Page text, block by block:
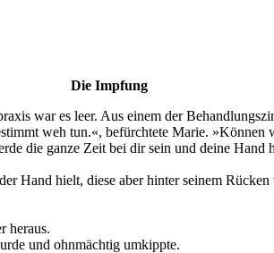
Die Impfung
war es leer. Aus einem der
weh tun.«, befürchtete Marie. »Können
die ganze Zeit bei dir sein und deine
Hand hielt, diese aber hinter seinem Rücken
heraus.
und ohnmächtig umkippte.